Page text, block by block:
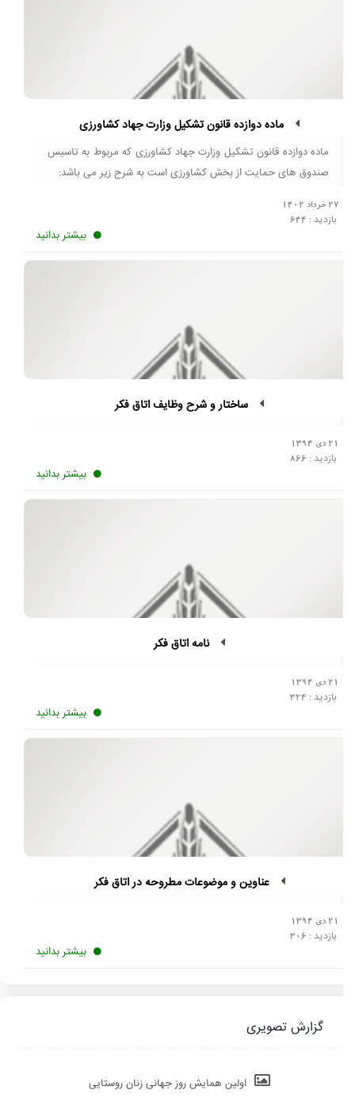
ماده دوازده قانون تشکیل وزارت جهاد کشاورزی
ماده دوازده قانون تشکیل وزارت جهاد کشاورزی که مربوط به تاسیس
صندوق های حمایت از بخش کشاورزی است به شرح زیر می باشد:
بازدید :644
بیشتر بدانید
ساختار و شرح وظایف اتاق فکر
بازدید :866
بیشتر بدانید
نامه اتاق فکر
بازدید :324
بیشتر بدانید
عناوین و موضوعات مطروحه در اتاق فکر
بازدید :306
بیشتر بدانید
گزارش تصویری
اولین همایش روز جهانی زنان روستایی